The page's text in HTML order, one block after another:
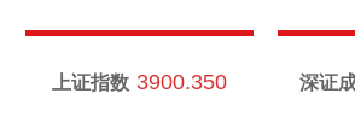
上证指数 3900.350 深证